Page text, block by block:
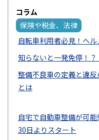
特定商取引に基づく表示
サイトマップ
キャンペーン情報
〒160-0023 東京都新宿区西新宿5-
03-3320-1678
営業時間｜9:00～18:00
コラム
保険や税金、法律
自転車利用者必見！ヘ
知らないと一発免停！
整備不良車の定義と違
とは
自宅で自動車整備が可
30日よりスタート